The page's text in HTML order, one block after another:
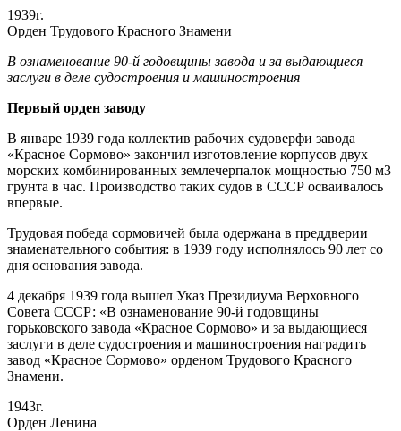
1939г.
Орден Трудового Красного Знамени
В ознаменование 90-й годовщины завода и за выдающиеся
заслуги в деле судостроения и машиностроения
Первый орден заводу
В январе 1939 года коллектив рабочих судоверфи завода
«Красное Сормово» закончил изготовление корпусов двух
морских комбинированных землечерпалок мощностью 750 м3
грунта в час. Производство таких судов в СССР осваивалось
впервые.
Трудовая победа сормовичей была одержана в преддверии
знаменательного события: в 1939 году исполнялось 90 лет со
дня основания завода.
4 декабря 1939 года вышел Указ Президиума Верховного
Совета СССР: «В ознаменование 90-й годовщины
горьковского завода «Красное Сормово» и за выдающиеся
заслуги в деле судостроения и машиностроения наградить
завод «Красное Сормово» орденом Трудового Красного
Знамени.
1943г.
Орден Ленина